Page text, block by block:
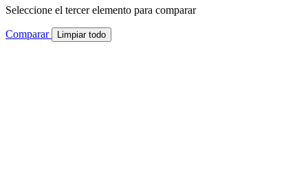
Seleccione el tercer elemento para comparar
Comparar Limpiar todo